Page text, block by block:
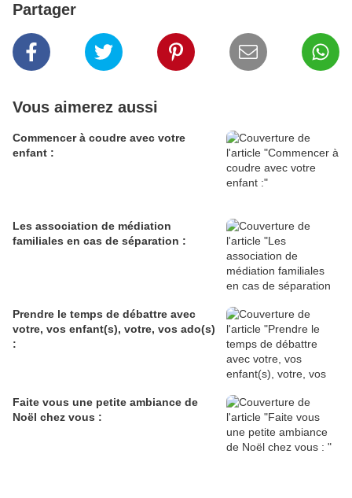
Partager
Vous aimerez aussi
Commencer à coudre avec votre
enfant :
Les association de médiation
familiales en cas de séparation :
Prendre le temps de débattre avec
votre, vos enfant(s), votre, vos ado(s)
:
Faite vous une petite ambiance de
Noël chez vous :